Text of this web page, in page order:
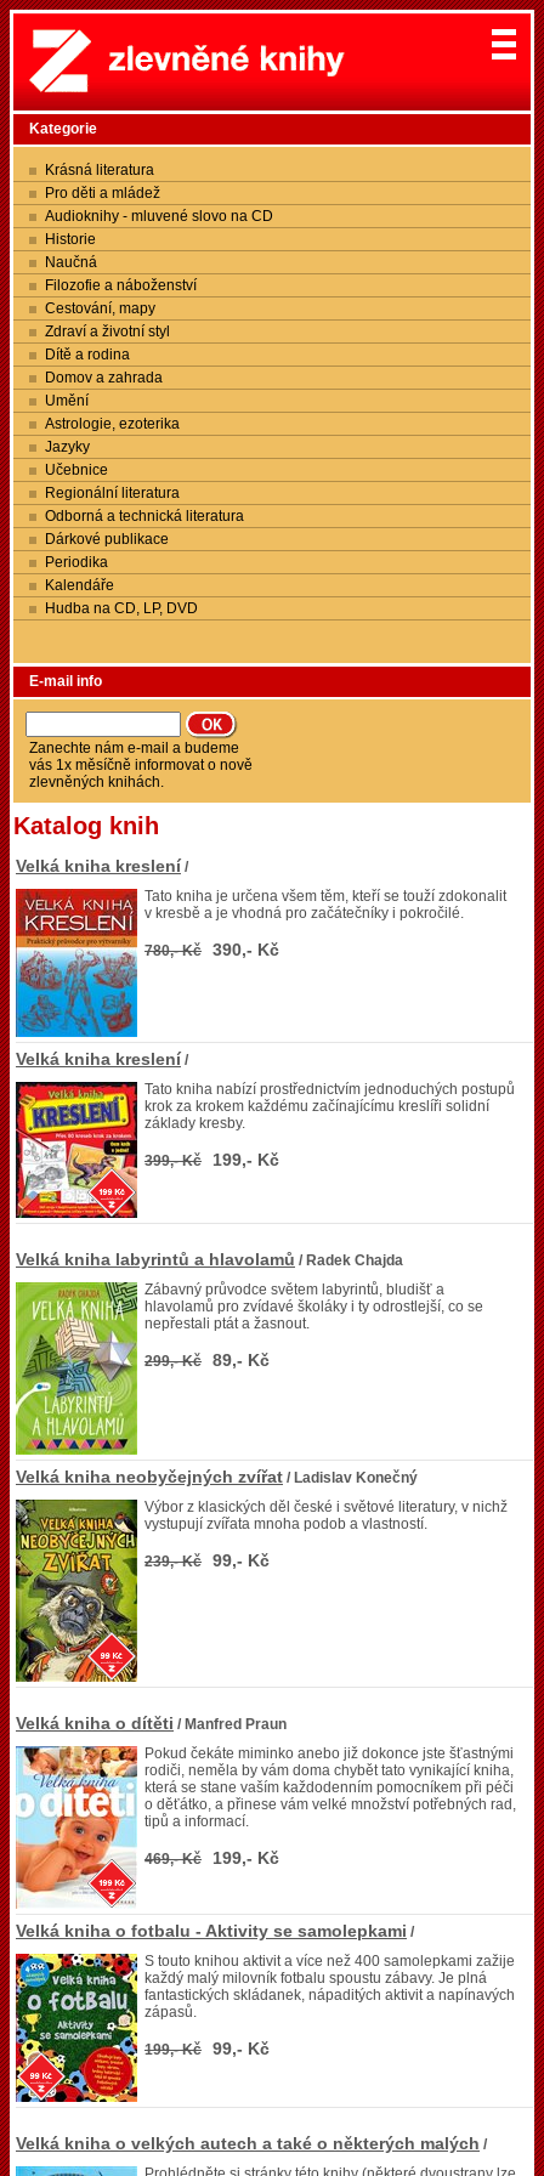
Kategorie
Krásná literatura
Pro děti a mládež
Audioknihy - mluvené slovo na CD
Historie
Naučná
Filozofie a náboženství
Cestování, mapy
Zdraví a životní styl
Dítě a rodina
Domov a zahrada
Umění
Astrologie, ezoterika
Jazyky
Učebnice
Regionální literatura
Odborná a technická literatura
Dárkové publikace
Periodika
Kalendáře
Hudba na CD, LP, DVD
E-mail info
Zanechte nám e-mail a budeme
vás 1x měsíčně informovat o nově
zlevněných knihách.
Katalog knih
Velká kniha kreslení /
Tato kniha je určena všem těm, kteří se touží zdokonalit
v kresbě a je vhodná pro začátečníky i pokročilé.
780,- Kč 390,- Kč
Velká kniha kreslení /
Tato kniha nabízí prostřednictvím jednoduchých postupů
krok za krokem každému začínajícímu kreslíři solidní
základy kresby.
399,- Kč 199,- Kč
Velká kniha labyrintů a hlavolamů / Radek Chajda
Zábavný průvodce světem labyrintů, bludišť a
hlavolamů pro zvídavé školáky i ty odrostlejší, co se
nepřestali ptát a žasnout.
299,- Kč 89,- Kč
Velká kniha neobyčejných zvířat / Ladislav Konečný
Výbor z klasických děl české i světové literatury, v nichž
vystupují zvířata mnoha podob a vlastností.
239,- Kč 99,- Kč
Velká kniha o dítěti / Manfred Praun
Pokud čekáte miminko anebo již dokonce jste šťastnými
rodiči, neměla by vám doma chybět tato vynikající kniha,
která se stane vaším každodenním pomocníkem při péči
o děťátko, a přinese vám velké množství potřebných rad,
tipů a informací.
469,- Kč 199,- Kč
Velká kniha o fotbalu - Aktivity se samolepkami /
S touto knihou aktivit a více než 400 samolepkami zažije
každý malý milovník fotbalu spoustu zábavy. Je plná
fantastických skládanek, nápaditých aktivit a napínavých
zápasů.
199,- Kč 99,- Kč
Velká kniha o velkých autech a také o některých malých /